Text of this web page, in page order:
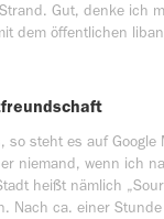
Gut, denke ich
dem öffentlichen
so steht es auf Google
niemand, wenn ich
heißt nämlich
Nach ca. einer